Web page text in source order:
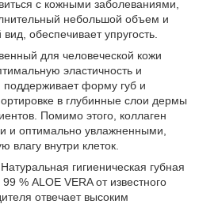
с кожными заболеваниями,
небольшой объем и
обеспечивает упругость.
для человеческой кожи
эластичность и
поддерживает форму губ и
в глубинные слои дермы
Помимо этого, коллаген
и оптимально увлажненными,
влагу внутри клеток.
гигиеническая губная
% ALOE VERA от известного
отвечает высоким